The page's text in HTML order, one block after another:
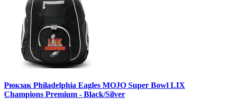
Рюкзак Philadelphia Eagles MOJO Super Bowl LIX
Champions Premium - Black/Silver